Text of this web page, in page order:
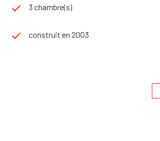
3 chambre(s)
construit en 2003